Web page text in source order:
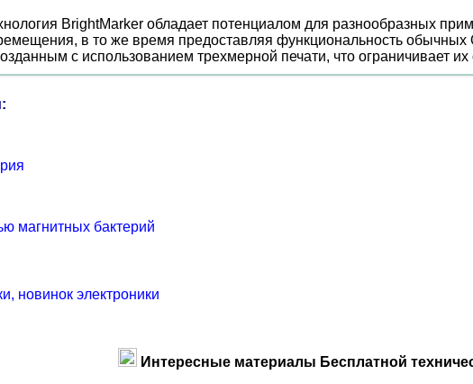
BrightMarker обладает потенциалом для разнообразных
в то же время предоставляя функциональность обычных
с использованием трехмерной печати, что ограничивает
магнитных бактерий
новинок электроники
Интересные материалы Бесплатной